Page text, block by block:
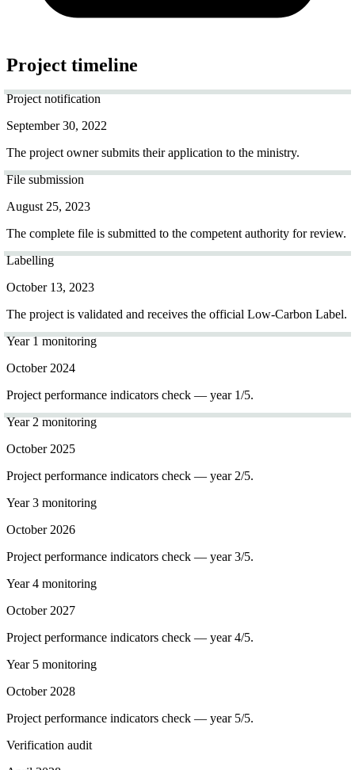
Project timeline
Project notification
September 30, 2022
The project owner submits their application to the ministry.
File submission
August 25, 2023
The complete file is submitted to the competent authority for review.
Labelling
October 13, 2023
The project is validated and receives the official Low-Carbon Label.
Year 1 monitoring
October 2024
Project performance indicators check — year 1/5.
Year 2 monitoring
October 2025
Project performance indicators check — year 2/5.
Year 3 monitoring
October 2026
Project performance indicators check — year 3/5.
Year 4 monitoring
October 2027
Project performance indicators check — year 4/5.
Year 5 monitoring
October 2028
Project performance indicators check — year 5/5.
Verification audit